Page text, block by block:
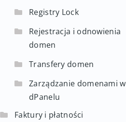
Registry Lock
Rejestracja i odnowienia
domen
Transfery domen
Zarządzanie domenami w
dPanelu
Faktury i płatności